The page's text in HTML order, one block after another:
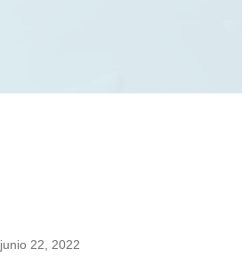
junio 22, 2022